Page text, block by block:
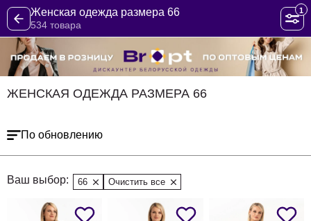
Женская одежда размера 66
534 товара
1
ЖЕНСКАЯ ОДЕЖДА РАЗМЕРА 66
По обновлению
Ваш выбор: 66 Очистить все